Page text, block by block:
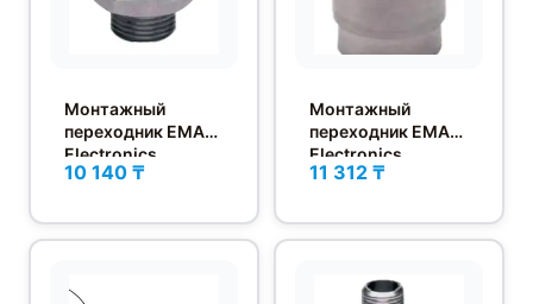
Монтажный
переходник EMA
Electronics
US0003
10 140 ₸
Монтажный
переходник EMA
Electronics
US0007
11 312 ₸